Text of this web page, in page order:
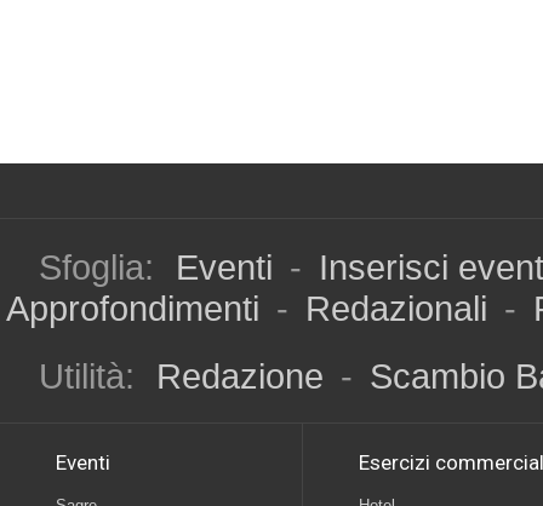
Sfoglia: Eventi - Inserisci
Approfondimenti - Redazionali -
Utilità:
Redazione - Scambio
Eventi Esercizi